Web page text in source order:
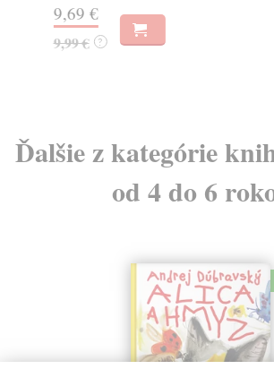
9,69 €
9,99 € ?
Ďalšie z kategórie
od 4 do 6